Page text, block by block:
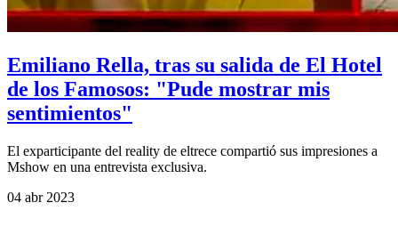
Emiliano Rella, tras su salida de El Hotel
de los Famosos: "Pude mostrar mis
sentimientos"
El exparticipante del reality de eltrece compartió sus impresiones a
Mshow en una entrevista exclusiva.
04 abr 2023